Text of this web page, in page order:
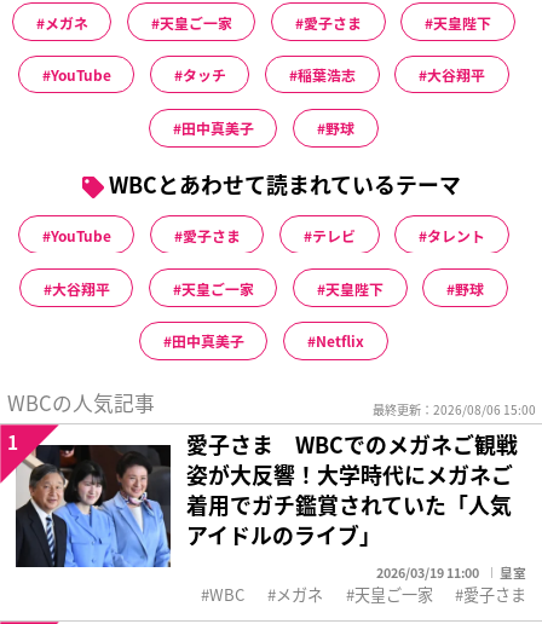
メガネ 天皇ご一家 愛子さま 天皇陛下
YouTube タッチ 稲葉浩志 大谷翔平
田中真美子 野球
WBCとあわせて読まれているテーマ
YouTube 愛子さま テレビ タレント
大谷翔平 天皇ご一家 天皇陛下 野球
田中真美子 Netflix
WBCの人気記事 最終更新：2026/08/06 15:00
愛子さま WBCでのメガネご観戦
姿が大反響！大学時代にメガネご
着用でガチ鑑賞されていた「人気
アイドルのライブ」
2026/03/19 11:00 皇室
1
WBC メガネ 天皇ご一家 愛子さま